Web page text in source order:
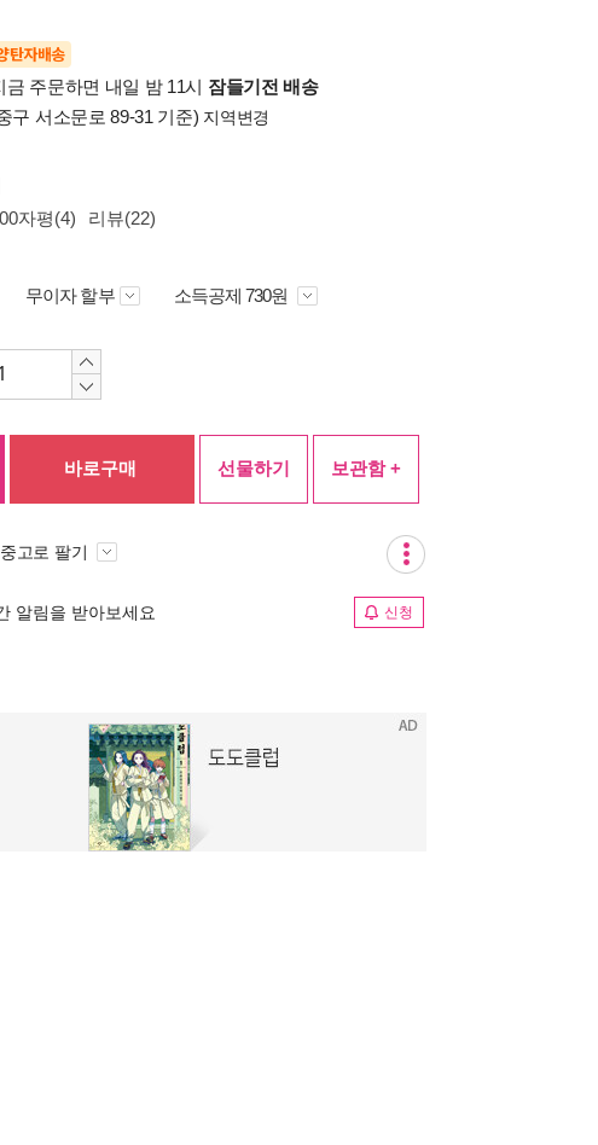
탄자배송
금 주문하면 내일 밤 11시 잠들기전 배송
구 서소문로 89-31 기준) 지역변경
자평(4) 리뷰(22)
무이자 할부 소득공제 730원
바로구매 선물하기 보관함 +
중고로 팔기
알림을 받아보세요 신청